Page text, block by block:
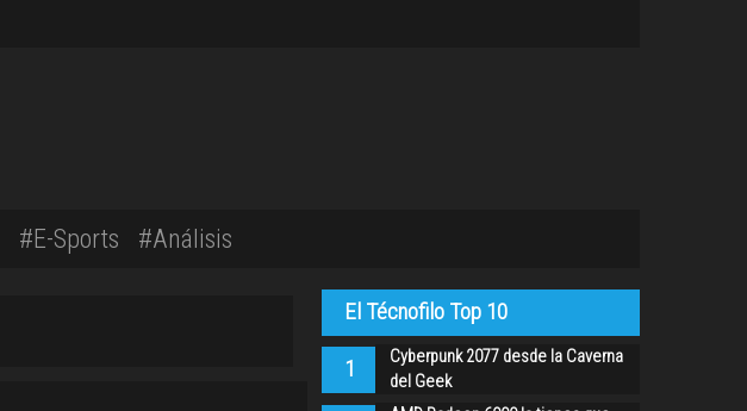
#E-Sports #Análisis
El Técnofilo Top 10
1
Cyberpunk 2077 desde la Caverna
del Geek